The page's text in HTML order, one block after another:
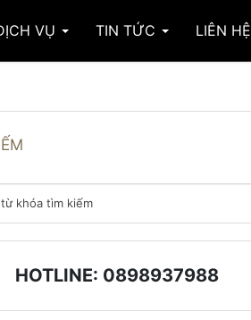
VỤ TIN TỨC LIÊN HỆ
HOTLINE: 0898937988